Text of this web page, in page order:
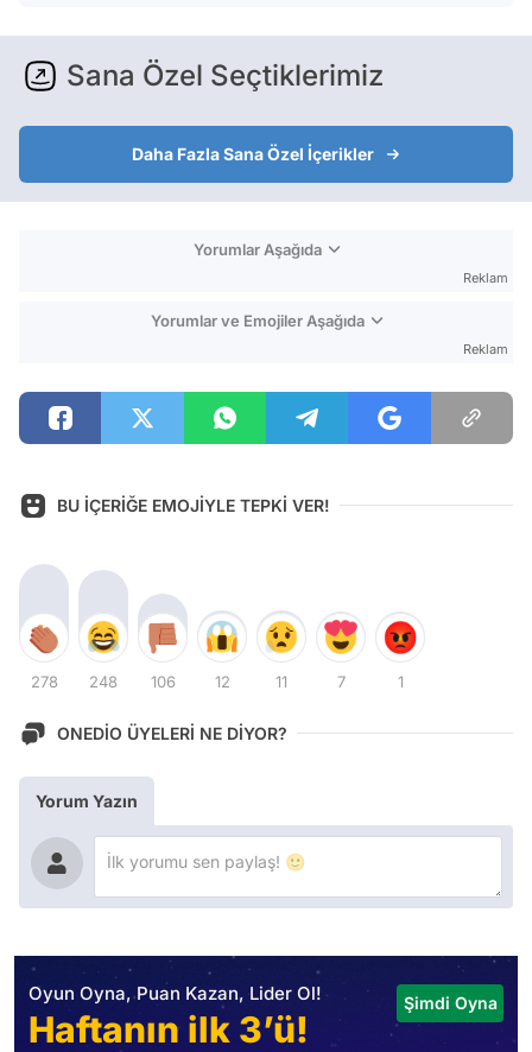
Sana Özel Seçtiklerimiz
Daha Fazla Sana Özel İçerikler
Yorumlar Aşağıda
Reklam
Yorumlar ve Emojiler Aşağıda
Reklam
BU İÇERİĞE EMOJİYLE TEPKİ VER!
278 248 106 12 11 7 1
ONEDİO ÜYELERİ NE DİYOR?
Yorum Yazın
Oyun Oyna, Puan Kazan, Lider Ol!
Haftanın ilk 3’ü!
Şimdi Oyna